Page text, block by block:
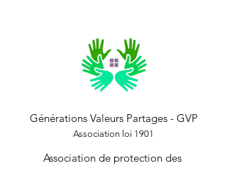
Générations Valeurs Partages - GVP
Association loi 1901
Association de protection des